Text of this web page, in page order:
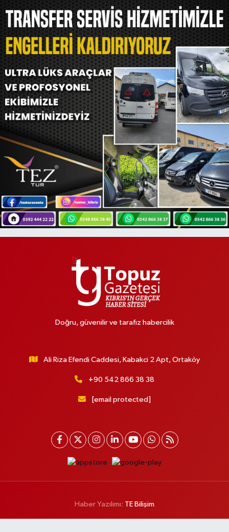
Doğru, güvenilir ve tarafız habercilik
Ali Riza Efendi Caddesi, Kabakci 2 Apt, Ortaköy
+90 542 866 38 38
[email protected]
Haber Yazılımı: TE Bilişim